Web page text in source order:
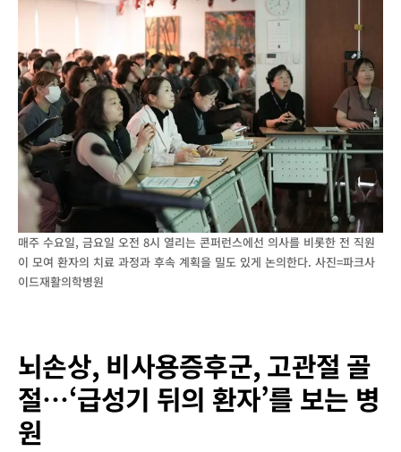
매주 수요일, 금요일 오전 8시 열리는 콘퍼런스에선 의사를 비롯한 전 직원
이 모여 환자의 치료 과정과 후속 계획을 밀도 있게 논의한다. 사진=파크사
이드재활의학병원
뇌손상, 비사용증후군, 고관절 골
절…‘급성기 뒤의 환자’를 보는 병
원